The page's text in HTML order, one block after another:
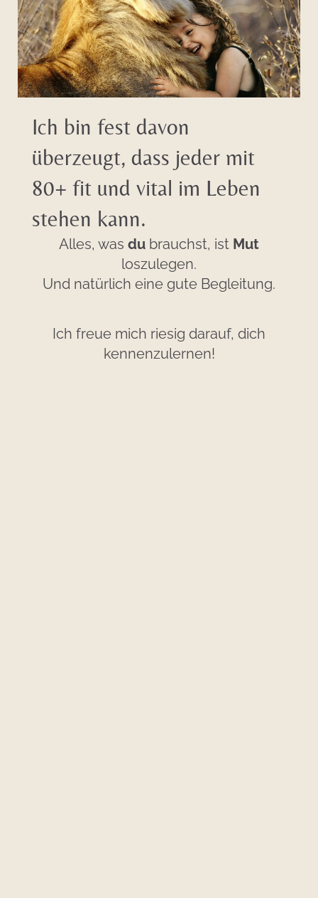
Ich bin fest davon
überzeugt, dass jeder mit
80+ fit und vital im Leben
stehen kann.
Alles, was du brauchst, ist Mut
loszulegen.
Und natürlich eine gute Begleitung.
Ich freue mich riesig darauf, dich
kennenzulernen!